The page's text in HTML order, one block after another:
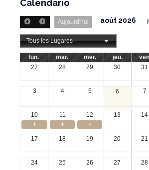
Calendario
Aujourd'hui août 2026
Tous les Lugares
lun. mar. mer. jeu.
27
28 29 30 31
3 4 5 6 7
10
11 12 13 14
+
+ +
17 18 19 20 21
24 25 26 27 28